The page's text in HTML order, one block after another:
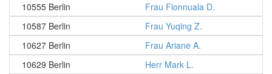
10555 Berlin
Frau Fionnuala D.
10587 Berlin
Frau Yuqing Z.
10627 Berlin
Frau Ariane A.
10629 Berlin
Herr Mark L.